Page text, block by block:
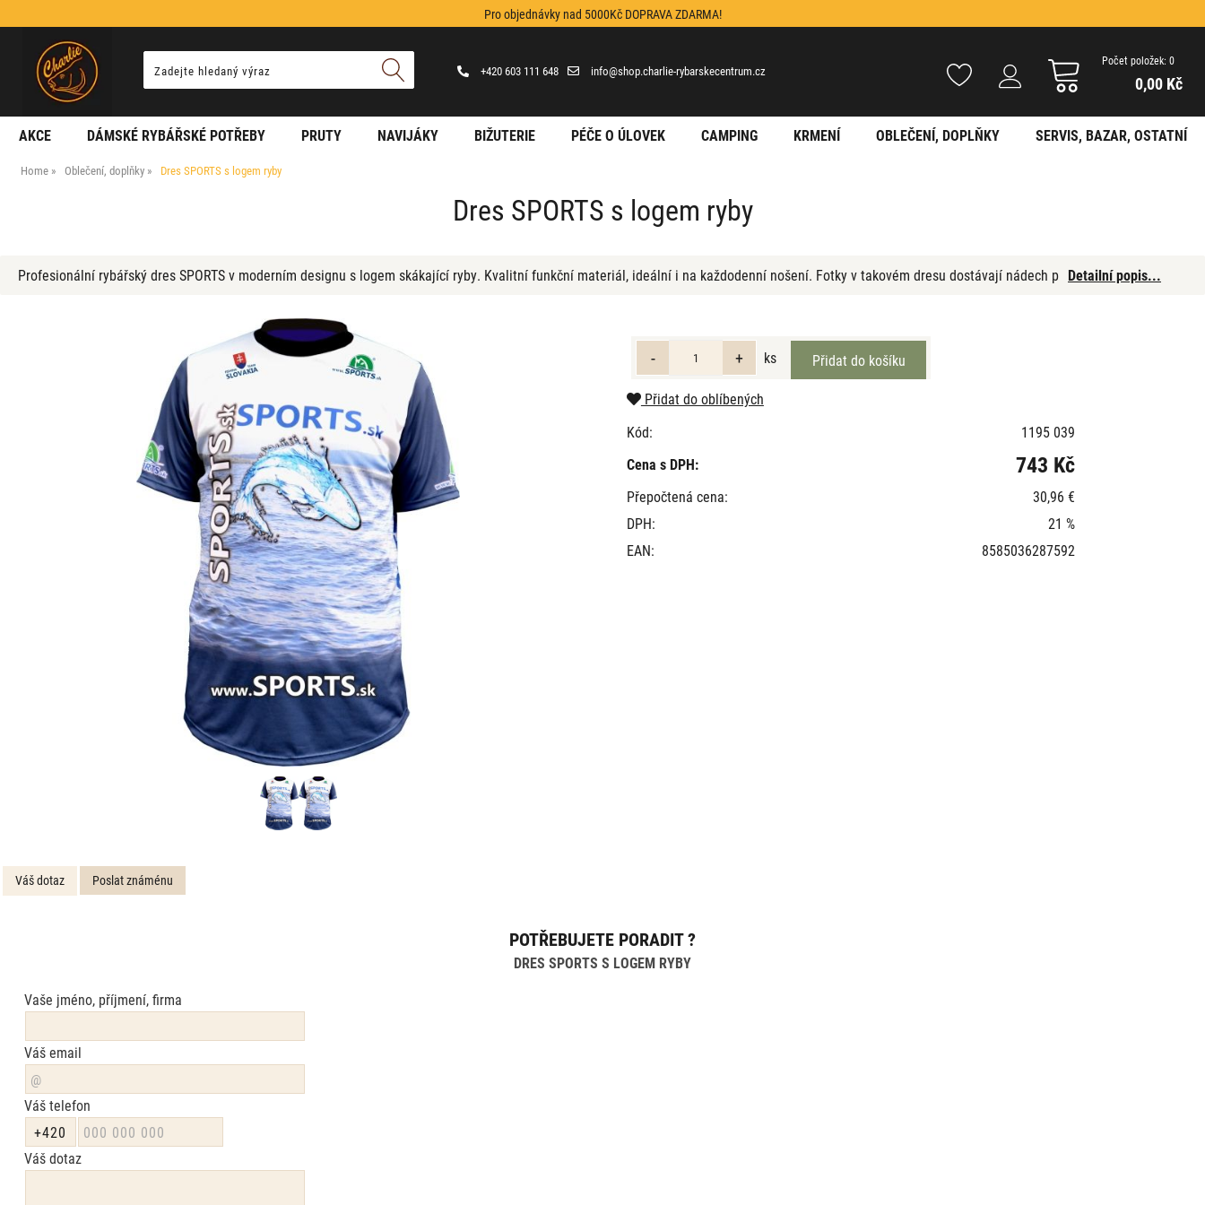
Pro objednávky nad 5000Kč DOPRAVA ZDARMA!
+420 603 111 648 info@shop.charlie-rybarskecentrum.cz
Počet položek: 0
0,00 Kč
AKCE DÁMSKÉ RYBÁŘSKÉ POTŘEBY PRUTY NAVIJÁKY BIŽUTERIE PÉČE O ÚLOVEK CAMPING KRMENÍ OBLEČENÍ, DOPLŇKY SERVIS, BAZAR, OSTATNÍ
Home Oblečení, doplňky Dres SPORTS s logem ryby
Dres SPORTS s logem ryby
Profesionální rybářský dres SPORTS v moderním designu s logem skákající ryby. Kvalitní funkční materiál, ideální i na každodenní nošení. Fotky v takovém dresu dostávají nádech p Detailní popis...
ks
Přidat do oblíbených
Kód:
1195 039
Cena s DPH:
743 Kč
Přepočtená cena:
30,96 €
DPH:
21 %
EAN:
8585036287592
Váš dotaz Poslat známénu
POTŘEBUJETE PORADIT ?
DRES SPORTS S LOGEM RYBY
Vaše jméno, příjmení, firma
Váš email
Váš telefon
Váš dotaz